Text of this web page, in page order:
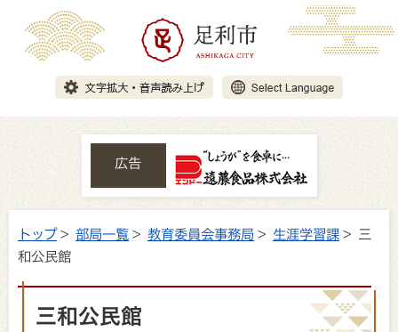
広告
トップ> 部局一覧 > 教育委員会事務局 > 生涯学習課 > 三
和公民館
三和公民館